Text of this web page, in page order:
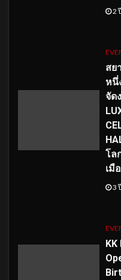
2
สย
หนึ่
จัด
โล
เมื
3
KK